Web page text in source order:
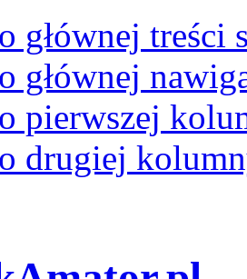
głównej treści
głównej
pierwszej
drugiej